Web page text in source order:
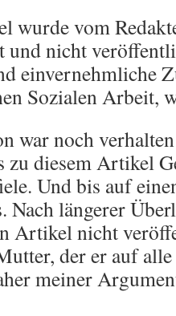
wurde vom
nicht
einvernehmliche
Sozialen Arbeit,
war noch
zu diesem Artikel
Und bis auf
Nach längerer
Artikel nicht
der er auf
meiner